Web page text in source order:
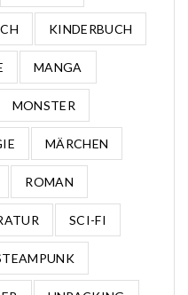
KINDERBUCH
MANGA
MONSTER
MÄRCHEN
ROMAN
SCI-FI